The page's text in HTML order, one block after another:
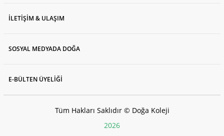
İLETİŞİM & ULAŞIM
SOSYAL MEDYADA DOĞA
E-BÜLTEN ÜYELİĞİ
Tüm Hakları Saklıdır © Doğa Koleji
2026